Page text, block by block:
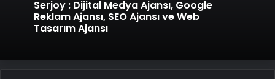
Serjoy : Dijital Medya Ajansı, Google
Reklam Ajansı, SEO Ajansı ve Web
Tasarım Ajansı